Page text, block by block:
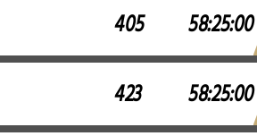
405 58:25:00
423 58:25:00